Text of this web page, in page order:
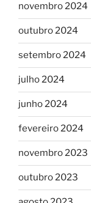
novembro 2024
outubro 2024
setembro 2024
julho 2024
junho 2024
fevereiro 2024
novembro 2023
outubro 2023